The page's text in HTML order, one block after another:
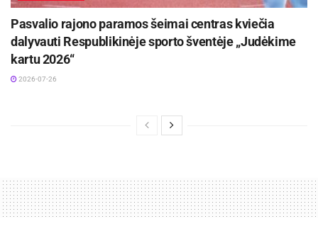
Pasvalio rajono paramos šeimai centras kviečia
dalyvauti Respublikinėje sporto šventėje „Judėkime
kartu 2026“
2026-07-26